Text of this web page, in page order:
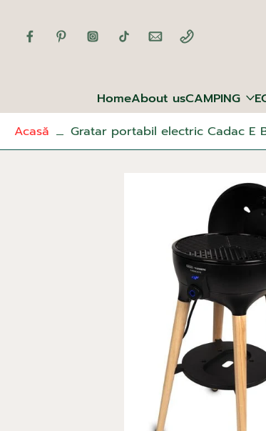
la
HomeAbout usCAMPING
Acasă
Gratar portabil electric Cadac E